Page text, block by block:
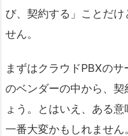
び、契約する」ことだ
せん。
まずはクラウドPBXの
のベンダーの中から、
ょう。とはいえ、ある
一番大変かもしれませ